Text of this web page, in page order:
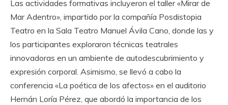
Las actividades formativas incluyeron el taller «Mirar de
Mar Adentro», impartido por la compañía Posdistopia
Teatro en la Sala Teatro Manuel Ávila Cano, donde las y
los participantes exploraron técnicas teatrales
innovadoras en un ambiente de autodescubrimiento y
expresión corporal. Asimismo, se llevó a cabo la
conferencia «La poética de los afectos» en el auditorio
Hernán Loría Pérez, que abordó la importancia de los